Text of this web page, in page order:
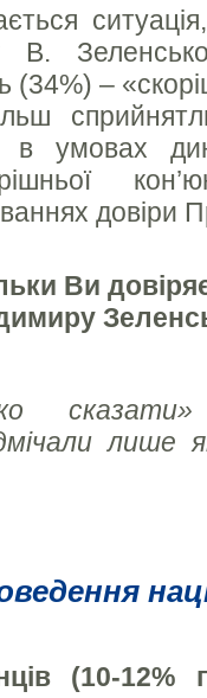
В.
(34%) –
умовах
довіри
Ви
сказати»
(10-12%